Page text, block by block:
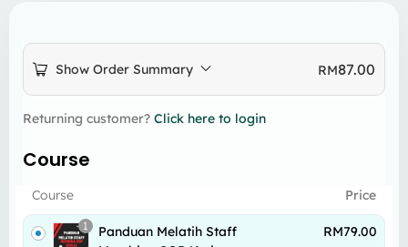
Show Order Summary RM87.00
Returning customer? Click here to login
Course
Course Price
1
Panduan Melatih Staff
RM79.00